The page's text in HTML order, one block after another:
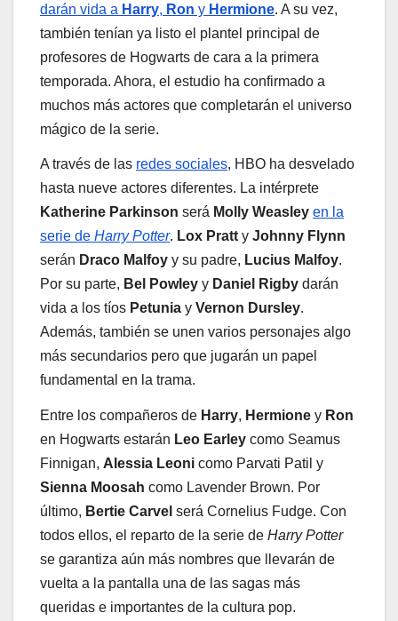
darán vida a Harry, Ron y Hermione. A su vez,
también tenían ya listo el plantel principal de
profesores de Hogwarts de cara a la primera
temporada. Ahora, el estudio ha confirmado a
muchos más actores que completarán el universo
mágico de la serie.
A través de las redes sociales, HBO ha desvelado
hasta nueve actores diferentes. La intérprete
Katherine Parkinson será Molly Weasley en la
serie de Harry Potter. Lox Pratty Johnny Flynn
serán Draco Malfoy y su padre, Lucius Malfoy.
Por su parte, Bel Powley y Daniel Rigby darán
vida a los tíos Petunia y Vernon Dursley.
Además, también se unen varios personajes algo
más secundarios pero que jugarán un papel
fundamental en la trama.
Entre los compañeros de Harry, Hermione y Ron
en Hogwarts estarán Leo Earley como Seamus
Finnigan, Alessia Leoni como Parvati Patil y
Sienna Moosah como Lavender Brown. Por
último, Bertie Carvel será Cornelius Fudge. Con
todos ellos, el reparto de la serie de Harry Potter
se garantiza aún más nombres que llevarán de
vuelta a la pantalla una de las sagas más
queridas e importantes de la cultura pop.